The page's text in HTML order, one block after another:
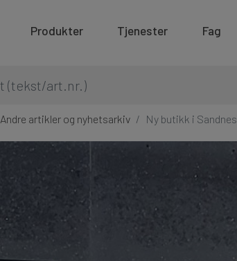
Produkter Tjenester Fag
Andre artikler og nyhetsarkiv Ny butikk i Sandnes